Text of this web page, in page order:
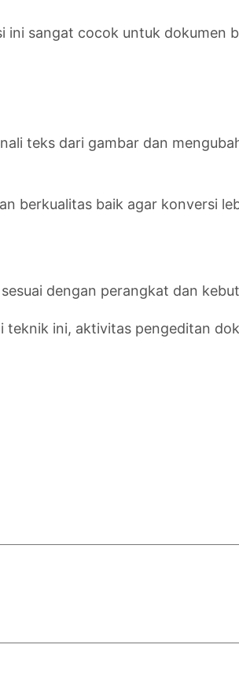
ini sangat cocok untuk dokumen
teks dari gambar dan
berkualitas baik agar konversi
dengan perangkat dan
teknik ini, aktivitas pengeditan